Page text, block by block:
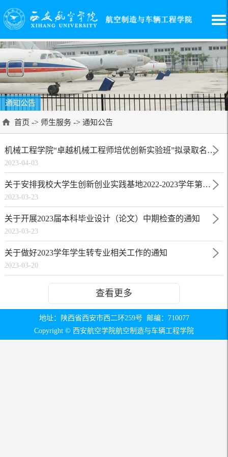
通知公告
首页 -> 师生服务 -> 通知公告
机械工程学院“卓越机械工程师培优创新实验班”拟录取名单（2023年）
2023-04-03
关于安排我校大学生创新创业实践基地2022-2023学年第二学期值班和督查工作的通知
2023-03-23
关于开展2023届本科毕业设计（论文）中期检查的通知
2023-03-23
关于做好2023学年学生转专业相关工作的通知
2023-03-20
查看更多
地址：陕西省西安市西二环259号 邮编：710077
Copyright © 西安航空学院航空制造与车辆工程学院